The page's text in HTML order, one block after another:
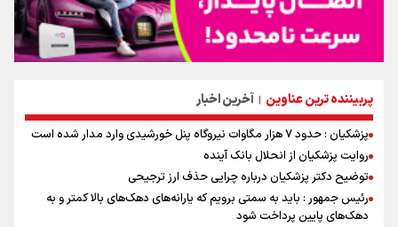
پربیننده ترین عناوین | آخرین اخبار
پزشکیان : حدود ۷ هزار مگاوات نیروگاه پنل خورشیدی وارد مدار شده است
روایت پزشکیان از انحلال بانک آینده
توضیح دکتر پزشکیان درباره چرایی حذف ارز ترجیحی
رئیس جمهور : باید به سمتی برویم که یارانه‌های دهک‌های بالا کمتر و به
دهک‌های پایین پرداخت شود